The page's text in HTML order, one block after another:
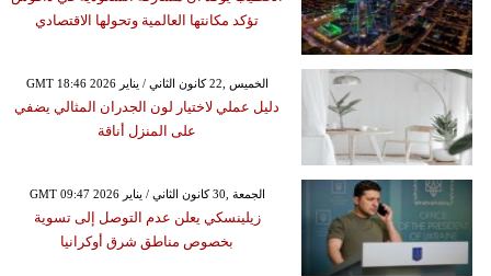
تؤكد مكانتها العالمية وتحولها الاقتصادي
GMT 18:46 2026 الخميس ,22 كانون الثاني / يناير
دليل عملي لاختيار لون الجدران المثالي يضفي
على المنزل أناقة
GMT 09:47 2026 الجمعة ,30 كانون الثاني / يناير
زيلينسكي يعلن عدم التوصل إلى تسوية
بخصوص مناطق شرق أوكرانيا